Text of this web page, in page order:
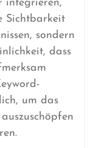
integrieren,
Sichtbarkeit
sondern
dass
um das